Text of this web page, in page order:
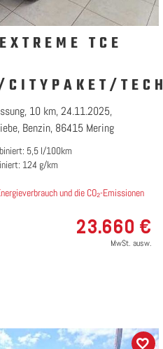
TCE
10 km 24.11.2025
Benzin 86415 Mering
5,5 l/100km
124 g/km
und die CO₂-Emissionen
23.660 €
MwSt. ausw.